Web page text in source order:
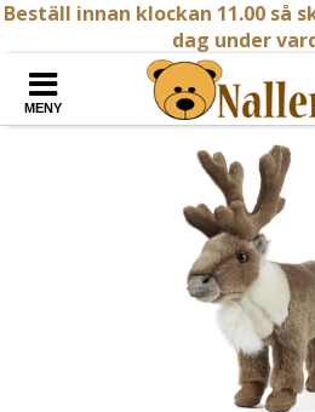
Beställ innan klockan 11.00 så
dag under
MENY